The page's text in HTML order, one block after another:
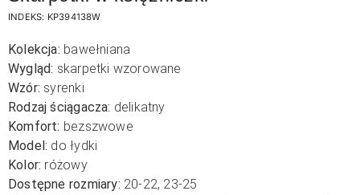
INDEKS: KP394138W
Kolekcja: bawełniana
Wygląd: skarpetki wzorowane
Wzór: syrenki
Rodzaj ściągacza: delikatny
Komfort: bezszwowe
Model: do łydki
Kolor: różowy
Dostępne rozmiary: 20-22, 23-25